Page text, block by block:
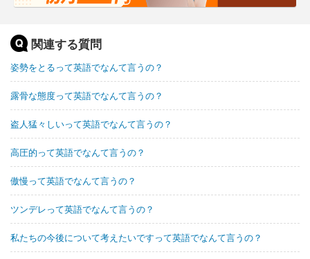
関連する質問
姿勢をとるって英語でなんて言うの？
露骨な態度って英語でなんて言うの？
盗人猛々しいって英語でなんて言うの？
高圧的って英語でなんて言うの？
傲慢って英語でなんて言うの？
ツンデレって英語でなんて言うの？
私たちの今後について考えたいですって英語でなんて言うの？